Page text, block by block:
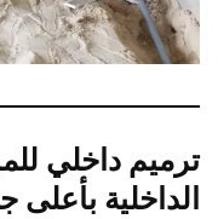
ترميم داخلي
الداخلية بأعلى